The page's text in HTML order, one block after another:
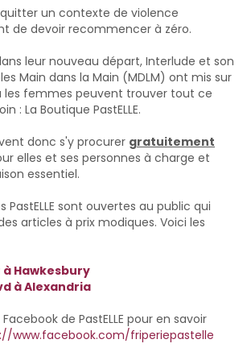
un contexte de violence
de devoir recommencer à zéro.
leur nouveau départ, Interlude et son
Main dans la Main (MDLM) ont mis sur
les femmes peuvent trouver tout ce
: La Boutique PastELLE.
donc s'y procurer gratuitement
elles et ses personnes à charge et
essentiel.
PastELLE sont ouvertes au public qui
articles à prix modiques. Voici les
Hawkesbury
à Alexandria
de PastELLE pour en savoir
www.facebook.com/friperiepastelle